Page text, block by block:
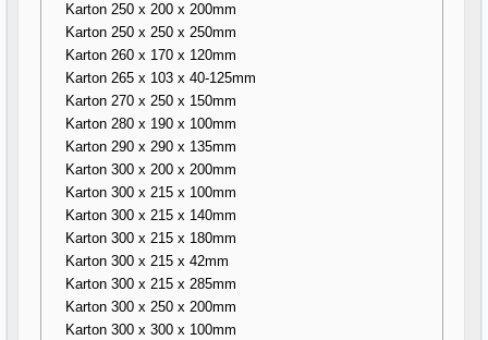
Karton 250 x 200 x 200mm
Karton 250 x 250 x 250mm
Karton 260 x 170 x 120mm
Karton 265 x 103 x 40-125mm
Karton 270 x 250 x 150mm
Karton 280 x 190 x 100mm
Karton 290 x 290 x 135mm
Karton 300 x 200 x 200mm
Karton 300 x 215 x 100mm
Karton 300 x 215 x 140mm
Karton 300 x 215 x 180mm
Karton 300 x 215 x 42mm
Karton 300 x 215 x 285mm
Karton 300 x 250 x 200mm
Karton 300 x 300 x 100mm